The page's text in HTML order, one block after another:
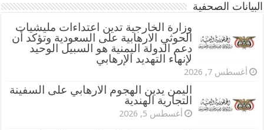
البيانات الصحفية
وزارة الخارجية تدين اعتداءات مليشيات
الحوثي الارهابية على السعودية وتؤكد أن
دعم الدولة اليمنية هو السبيل الوحيد
لإنهاء التهديد الإرهابي
أغسطس 7, 2026
اليمن يدين الهجوم الارهابي على السفينة
التجارية الهندية
أغسطس 5, 2026